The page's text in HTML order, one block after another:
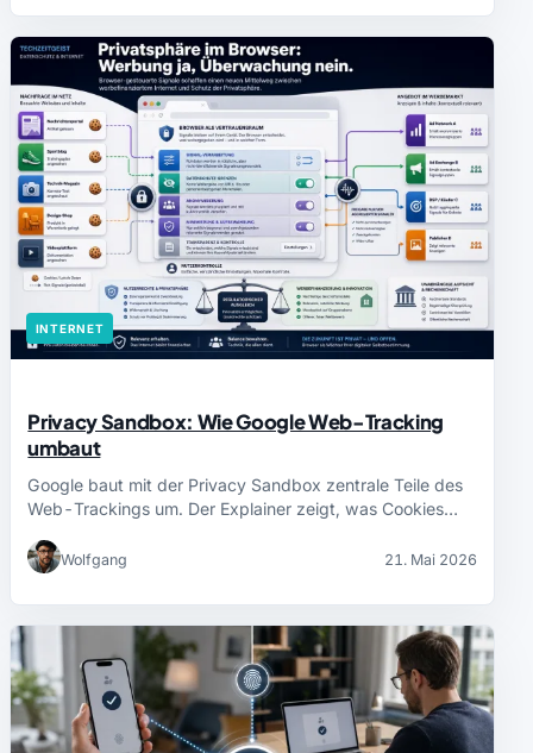
INTERNET
Privacy Sandbox: Wie Google Web-Tracking
umbaut
Google baut mit der Privacy Sandbox zentrale Teile des
Web-Trackings um. Der Explainer zeigt, was Cookies…
Wolfgang 21. Mai 2026